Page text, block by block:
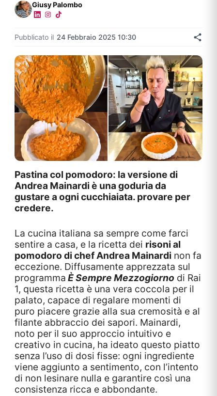
Giusy Palombo
Pubblicato il 24 Febbraio 2025 10:30
Pastina col pomodoro: la versione di
Andrea Mainardi è una goduria da
gustare a ogni cucchiaiata. provare per
credere.
La cucina italiana sa sempre come farci
sentire a casa, e la ricetta dei risoni al
pomodoro di chef Andrea Mainardi non fa
eccezione. Diffusamente apprezzata sul
programma È Sempre Mezzogiorno di Rai
1, questa ricetta è una vera coccola per il
palato, capace di regalare momenti di
puro piacere grazie alla sua cremosità e al
filante abbraccio dei sapori. Mainardi,
noto per il suo approccio intuitivo e
creativo in cucina, ha ideato questo piatto
senza l’uso di dosi fisse: ogni ingrediente
viene aggiunto a sentimento, con l’intento
di non lesinare nulla e garantire così una
consistenza ricca e abbondante.